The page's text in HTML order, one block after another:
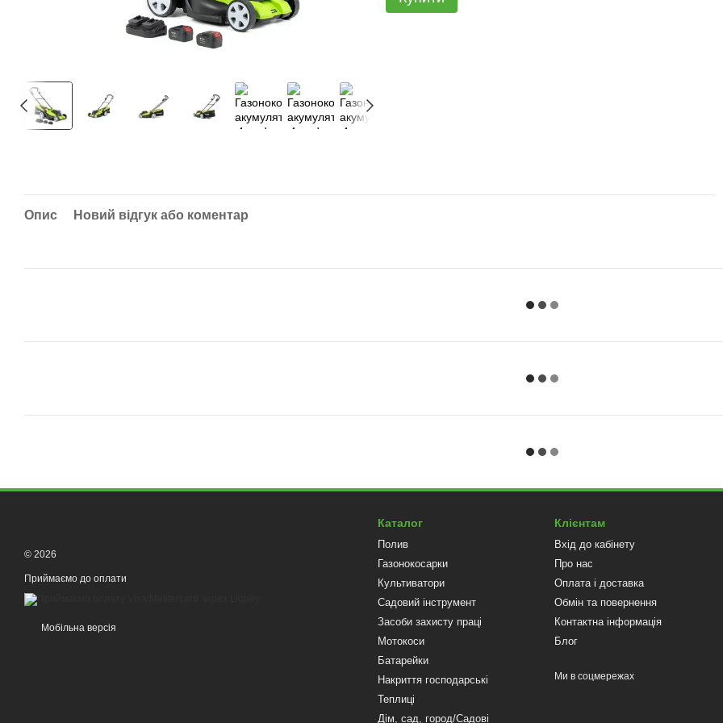
Опис Новий відгук або коментар
© 2026
Приймаємо до оплати
Мобільна версія
Каталог
Полив
Газонокосарки
Культиватори
Садовий інструмент
Засоби захисту праці
Мотокоси
Батарейки
Накриття господарські
Теплиці
Дім, сад, город/Садові
Клієнтам
Вхід до кабінету
Про нас
Оплата і доставка
Обмін та повернення
Контактна інформація
Блог
Ми в соцмережах